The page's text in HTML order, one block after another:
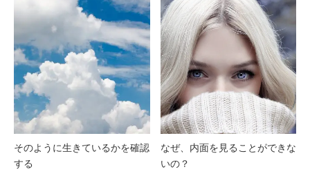
そのように生きているかを確認
する
なぜ、内面を見ることができな
いの？